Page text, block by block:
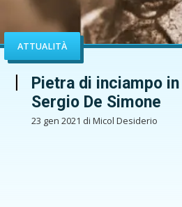
ATTUALITÀ
Pietra di inciampo
Sergio De Simone
23 gen 2021 di Micol Desiderio